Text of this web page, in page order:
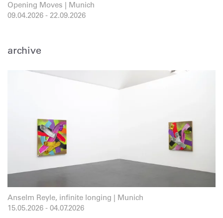
Opening Moves | Munich
09.04.2026 - 22.09.2026
archive
Anselm Reyle, infinite longing | Munich
15.05.2026 - 04.07.2026